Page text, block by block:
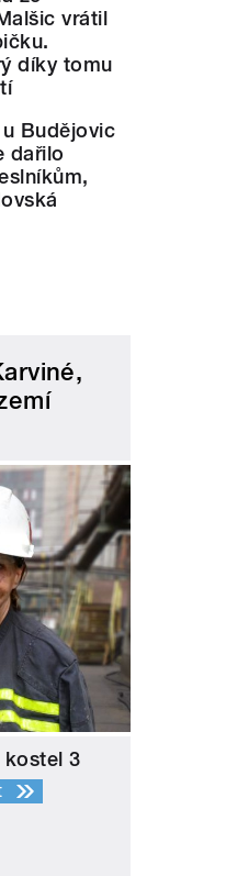
vrátil
díky tomu
Budějovic
dařilo
kostel 3